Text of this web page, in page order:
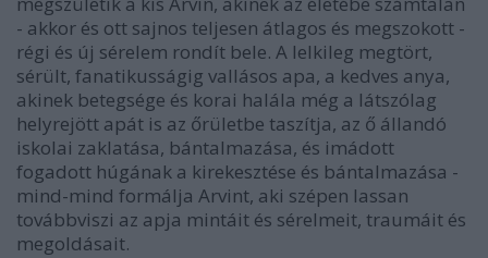
- akkor és ott sajnos teljesen átlagos és megszokott -
régi és új sérelem rondít bele. A lelkileg megtört,
sérült, fanatikusságig vallásos apa, a kedves anya,
akinek betegsége és korai halála még a látszólag
helyrejött apát is az őrületbe taszítja, az ő állandó
iskolai zaklatása, bántalmazása, és imádott
fogadott húgának a kirekesztése és bántalmazása -
mind-mind formálja Arvint, aki szépen lassan
továbbviszi az apja mintáit és sérelmeit, traumáit és
megoldásait.